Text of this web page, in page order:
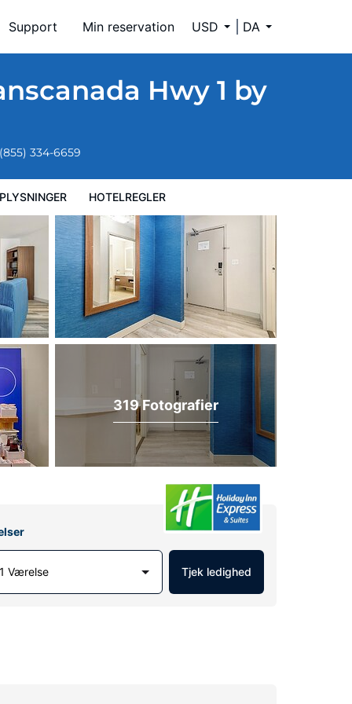
Support Min reservation USD DA
Hwy 1 by
(855) 334-6659
HOTELREGLER
319 Fotografier
1 Værelse Tjek ledighed